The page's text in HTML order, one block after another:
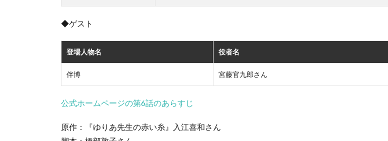
◆ゲスト
登場人物名 役者名
伴博 宮藤官九郎さん
公式ホームページの第6話のあらすじ
原作：『ゆりあ先生の赤い糸』入江喜和さん